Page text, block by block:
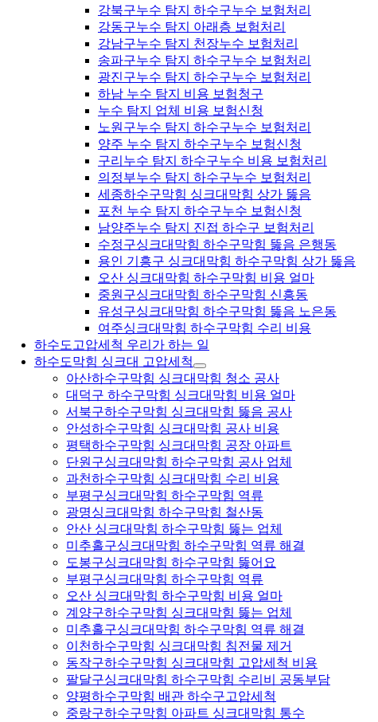
강북구누수 탐지 하수구누수 보험처리
강동구누수 탐지 아래층 보험처리
강남구누수 탐지 천장누수 보험처리
송파구누수 탐지 하수구누수 보험처리
광진구누수 탐지 하수구누수 보험처리
하남 누수 탐지 비용 보험청구
누수 탐지 업체 비용 보험신청
노원구누수 탐지 하수구누수 보험처리
양주 누수 탐지 하수구누수 보험신청
구리누수 탐지 하수구누수 비용 보험처리
의정부누수 탐지 하수구누수 보험처리
세종하수구막힘 싱크대막힘 상가 뚫음
포천 누수 탐지 하수구누수 보험신청
남양주누수 탐지 진접 하수구 보험처리
수정구싱크대막힘 하수구막힘 뚫음 은행동
용인 기흥구 싱크대막힘 하수구막힘 상가 뚫음
오산 싱크대막힘 하수구막힘 비용 얼마
중원구싱크대막힘 하수구막힘 신흥동
유성구싱크대막힘 하수구막힘 뚫음 노은동
여주싱크대막힘 하수구막힘 수리 비용
하수도고압세척 우리가 하는 일
하수도막힘 싱크대 고압세척
아산하수구막힘 싱크대막힘 청소 공사
대덕구 하수구막힘 싱크대막힘 비용 얼마
서북구하수구막힘 싱크대막힘 뚫음 공사
안성하수구막힘 싱크대막힘 공사 비용
평택하수구막힘 싱크대막힘 공장 아파트
단원구싱크대막힘 하수구막힘 공사 업체
과천하수구막힘 싱크대막힘 수리 비용
부평구싱크대막힘 하수구막힘 역류
광명싱크대막힘 하수구막힘 철산동
안산 싱크대막힘 하수구막힘 뚫는 업체
미추홀구싱크대막힘 하수구막힘 역류 해결
도봉구싱크대막힘 하수구막힘 뚫어요
부평구싱크대막힘 하수구막힘 역류
오산 싱크대막힘 하수구막힘 비용 얼마
계양구하수구막힘 싱크대막힘 뚫는 업체
미추홀구싱크대막힘 하수구막힘 역류 해결
이천하수구막힘 싱크대막힘 침전물 제거
동작구하수구막힘 싱크대막힘 고압세척 비용
팔달구싱크대막힘 하수구막힘 수리비 공동부담
양평하수구막힘 배관 하수구고압세척
중랑구하수구막힘 아파트 싱크대막힘 통수